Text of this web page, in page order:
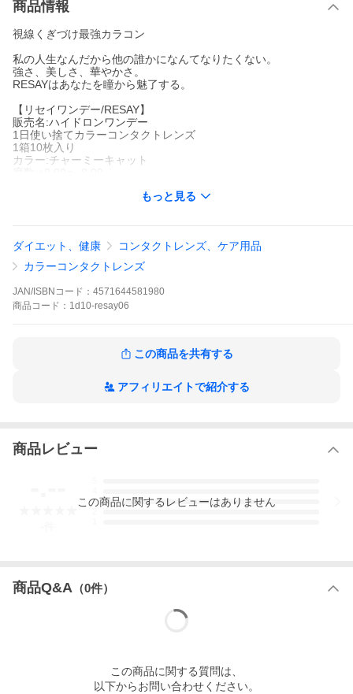
商品情報
視線くぎづけ最強カラコン
私の人生なんだから他の誰かになんてなりたくない。
強さ、美しさ、華やかさ。
RESAYはあなたを瞳から魅了する。
【リセイワンデー/RESAY】
販売名:ハイドロンワンデー
1日使い捨てカラーコンタクトレンズ
1箱10枚入り
カラー:チャーミーキャット
ト)
高度医療機器承認番号:22900BZX00217000
販売元:PIA株式会社
製造販売元:エイショウ光学株式会社
【お届け】
メール便は発送後2-7日でポストへ配達
人式 袴 着物 浴衣 卒業式 入学式 修学旅行 文化祭 太ふち ブラウン
もっと見る
ダイエット、健康
コンタクトレンズ、ケア用品
カラーコンタクトレンズ
JAN/ISBNコード： 4571644581980
商品 コード： 1d10-resay06
この商品を共有する
アフィリエイトで紹介する
商品レビュー
3
この商品に関するレビューはありません
商品Q&A （0件）
この商品に関する質問は、
以下からお問い合わせください。